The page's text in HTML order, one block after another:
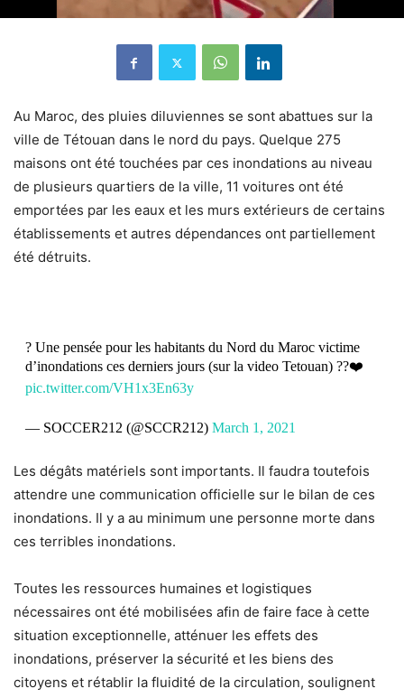
Au Maroc, des pluies diluviennes se sont abattues sur la
ville de Tétouan dans le nord du pays. Quelque 275
maisons ont été touchées par ces inondations au niveau
de plusieurs quartiers de la ville, 11 voitures ont été
emportées par les eaux et les murs extérieurs de certains
établissements et autres dépendances ont partiellement
été détruits.
? Une pensée pour les habitants du Nord du Maroc victime
d’inondations ces derniers jours (sur la video Tetouan) ??❤️
pic.twitter.com/VH1x3En63y
— SOCCER212 (@SCCR212) March 1, 2021
Les dégâts matériels sont importants. Il faudra toutefois
attendre une communication officielle sur le bilan de ces
inondations. Il y a au minimum une personne morte dans
ces terribles inondations.
Toutes les ressources humaines et logistiques
nécessaires ont été mobilisées afin de faire face à cette
situation exceptionnelle, atténuer les effets des
inondations, préserver la sécurité et les biens des
citoyens et rétablir la fluidité de la circulation, soulignent